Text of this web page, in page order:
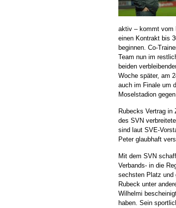
aktiv – kommt vom
einen Kontrakt bis
beginnen. Co-
Team nun im
beiden
Woche später, am
auch im Finale um
Moselstadion
Rubecks Vertrag
des SVN
sind laut SVE-
Peter glaubhaft
Mit dem SVN
Verbands- in die
sechsten Platz und
Rubeck unter
Wilhelmi
haben. Sein